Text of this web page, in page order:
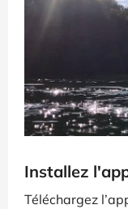
Installez
Téléchargez